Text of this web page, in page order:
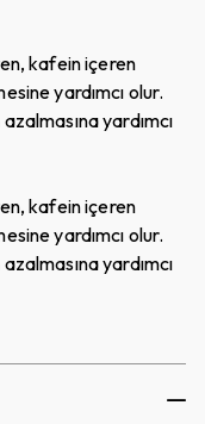
kafein içeren
yardımcı olur.
yardımcı
kafein içeren
yardımcı olur.
yardımcı